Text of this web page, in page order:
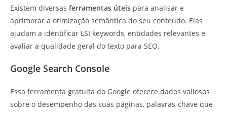
Existem diversas ferramentas úteis para analisar e
aprimorar a otimização semântica do seu conteúdo. Elas
ajudam a identificar LSI keywords, entidades relevantes e
avaliar a qualidade geral do texto para SEO.
Google Search Console
Essa ferramenta gratuita do Google oferece dados valiosos
sobre o desempenho das suas páginas, palavras-chave que